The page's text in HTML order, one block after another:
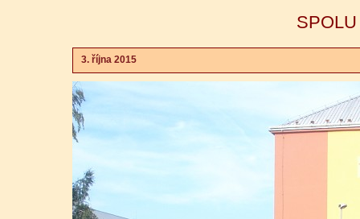
3. října 2015